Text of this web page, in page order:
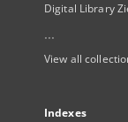
Digital Library
...
View all
Indexes